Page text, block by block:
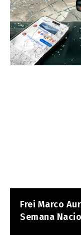
Frei Marco
Semana